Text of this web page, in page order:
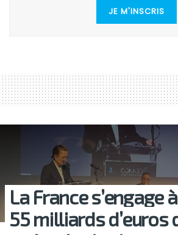
JE M'INSCRIS
La France s’engage
55 milliards d’euros